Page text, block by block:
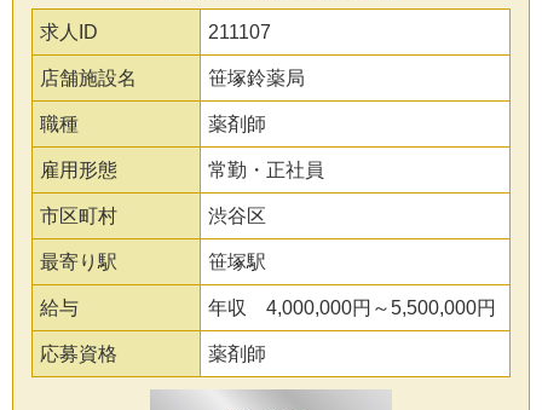
求人ID 211107
店舗施設名 笹塚鈴薬局
職種 薬剤師
雇用形態 常勤・正社員
市区町村 渋谷区
最寄り駅 笹塚駅
給与 年収 4,000,000円～5,500,000円
応募資格 薬剤師